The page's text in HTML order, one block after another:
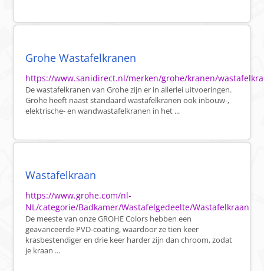
Grohe Wastafelkranen
https://www.sanidirect.nl/merken/grohe/kranen/
De wastafelkranen van Grohe zijn er in allerlei uitvoeringen.
Grohe heeft naast standaard wastafelkranen ook inbouw-,
elektrische- en wandwastafelkranen in het ...
Wastafelkraan
https://www.grohe.com/nl-
NL/categorie/Badkamer/Wastafelgedeelte/Wastafelkraan
De meeste van onze GROHE Colors hebben een
geavanceerde PVD-coating, waardoor ze tien keer
krasbestendiger en drie keer harder zijn dan chroom, zodat
je kraan ...